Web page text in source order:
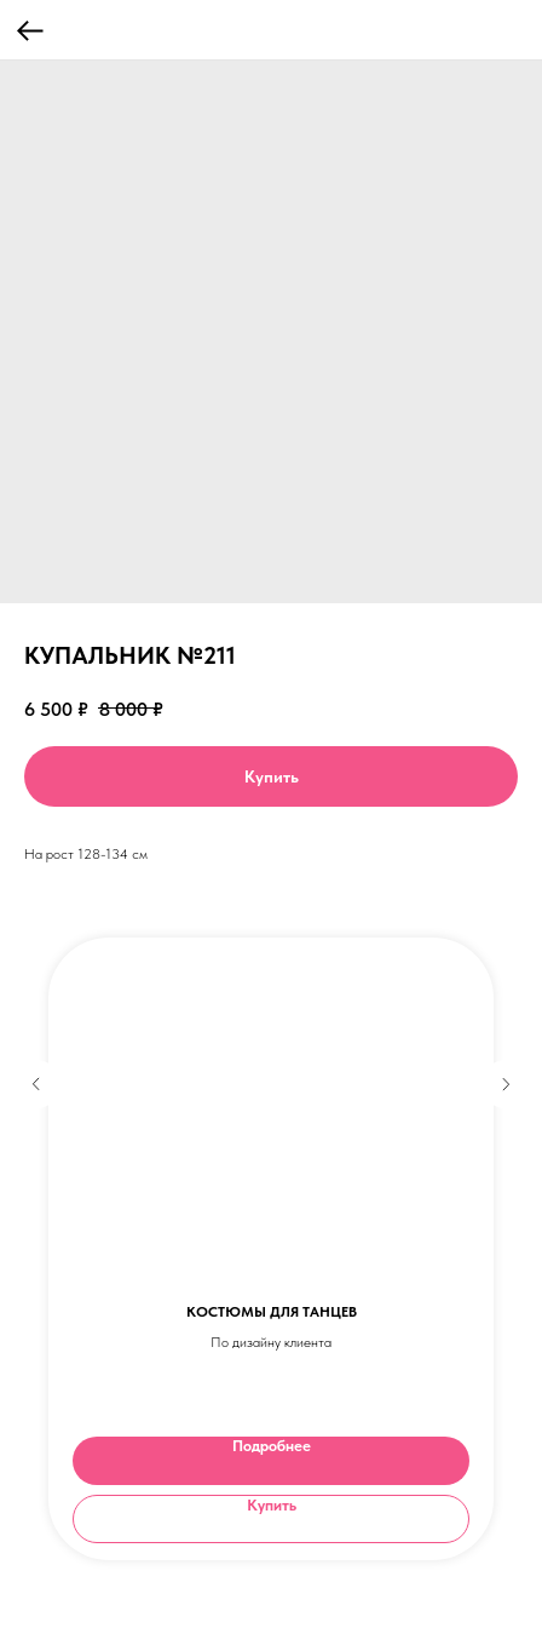
КУПАЛЬНИК №211
6 500 ₽ 8 000 ₽
Купить
На рост 128-134 см
КОСТЮМЫ ДЛЯ ТАНЦЕВ
По дизайну клиента
Подробнее
Купить